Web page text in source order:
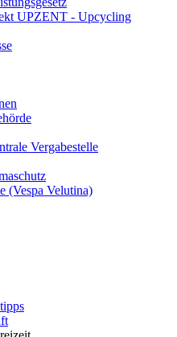
UPZENT - Upcycling
Vergabestelle
(Vespa Velutina)